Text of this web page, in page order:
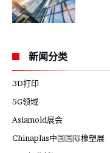
新闻分类
3D打印
5G领域
Asiamold展会
Chinaplas中国国际橡塑展